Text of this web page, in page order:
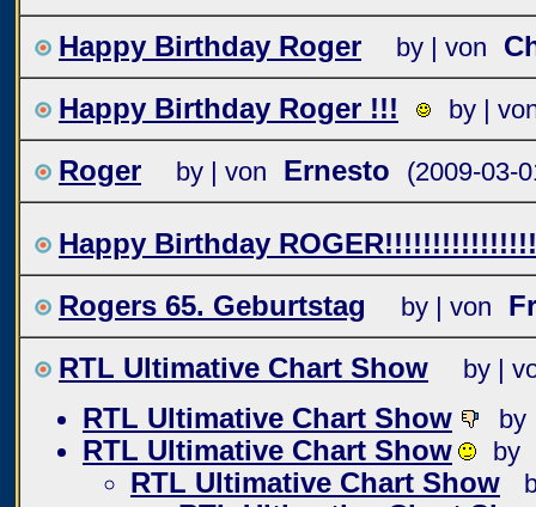
Happy Birthday Roger by | von
Happy Birthday Roger !!!
by |
Roger by | von Ernesto (2009-03-
Happy Birthday
Rogers 65. Geburtstag
by | von
RTL Ultimative Chart Show
by |
RTL Ultimative Chart Show
RTL Ultimative Chart Show by
RTL Ultimative Chart Show